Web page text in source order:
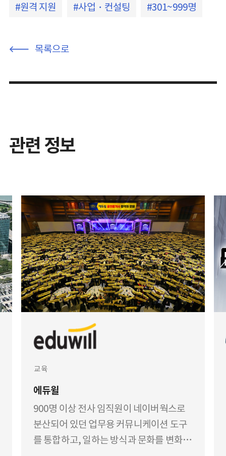
원격 지원 사업・컨설팅 301~999명
목록으로
관련 정보
교육
에듀윌
900명 이상 전사 임직원이 네이버웍스로
분산되어 있던 업무용 커뮤니케이션 도구
를 통합하고, 일하는 방식과 문화를 변화시